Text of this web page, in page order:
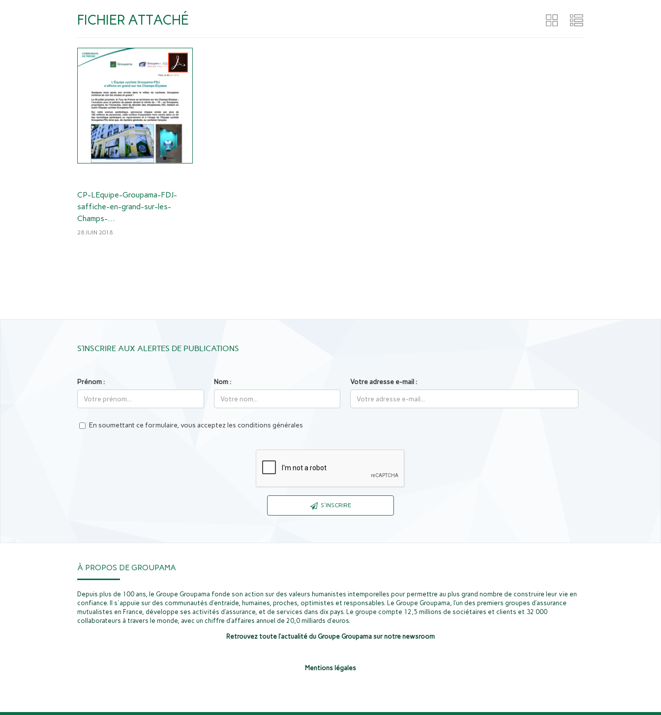
FICHIER ATTACHÉ
CP-LEquipe-Groupama-FDJ-
saffiche-en-grand-sur-les-
Champs-
Elysées_28062018.pdf
28 JUIN 2018
S’INSCRIRE AUX ALERTES DE PUBLICATIONS
Prénom : Nom : Votre adresse e-mail :
En soumettant ce formulaire, vous acceptez les conditions générales
S'INSCRIRE
À PROPOS DE GROUPAMA
Depuis plus de 100 ans, le Groupe Groupama fonde son action sur des valeurs humanistes intemporelles pour permettre au plus grand nombre de construire leur vie en
confiance. Il s'appuie sur des communautés d’entraide, humaines, proches, optimistes et responsables. Le Groupe Groupama, l’un des premiers groupes d’assurance
mutualistes en France, développe ses activités d’assurance, et de services dans dix pays. Le groupe compte 12,5 millions de sociétaires et clients et 32 000
collaborateurs à travers le monde, avec un chiffre d’affaires annuel de 20,0 milliards d’euros.
Retrouvez toute l’actualité du Groupe Groupama sur notre newsroom
Mentions légales